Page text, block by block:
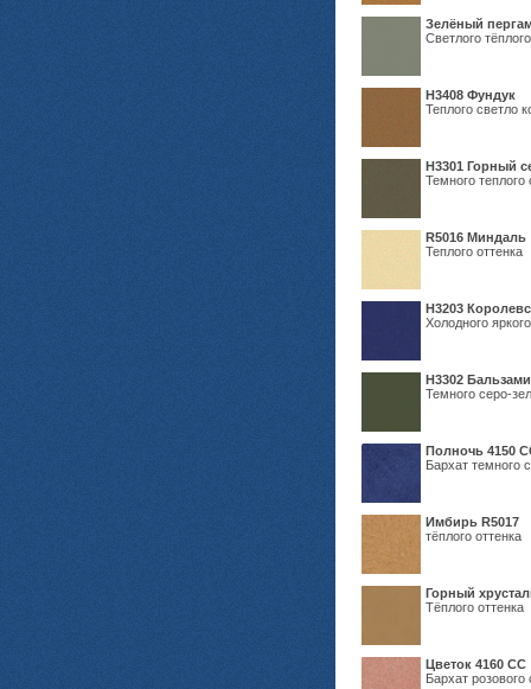
Зелёный
Светлого
Н3408 Фундук
Теплого светло
Н3301 Горный
Темного теплого
R5016 Миндаль
Теплого оттенка
Н3203
Холодного
Н3302
Темного серо-
Полночь 4150
Бархат темного
Имбирь R5017
тёплого оттенка
Горный
Тёплого оттенка
Цветок 4160 СС
Бархат розового